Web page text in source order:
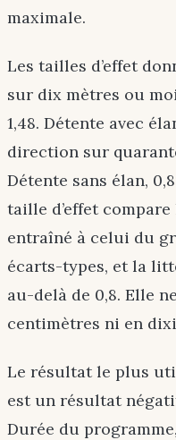
maximale.
Les tailles d’effet
sur dix mètres ou
1,48. Détente avec
direction sur
Détente sans élan,
taille d’effet
entraîné à celui du
écarts-types, et la
au-delà de 0,8. Elle
centimètres ni en
Le résultat le plus
est un résultat
Durée du